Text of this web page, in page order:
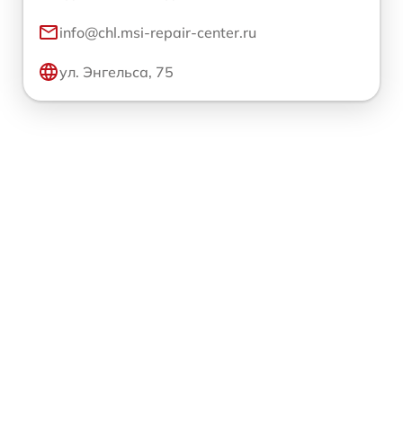
info@chl.msi-repair-center.ru
ул. Энгельса, 75